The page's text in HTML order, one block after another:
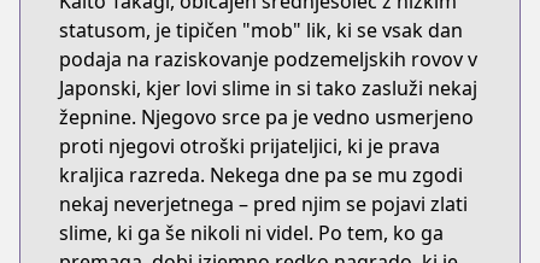
statusom, je tipičen "mob" lik, ki se vsak dan
podaja na raziskovanje podzemeljskih rovov v
Japonski, kjer lovi slime in si tako zasluži nekaj
žepnine. Njegovo srce pa je vedno usmerjeno
proti njegovi otroški prijateljici, ki je prava
kraljica razreda. Nekega dne pa se mu zgodi
nekaj neverjetnega – pred njim se pojavi zlati
slime, ki ga še nikoli ni videl. Po tem, ko ga